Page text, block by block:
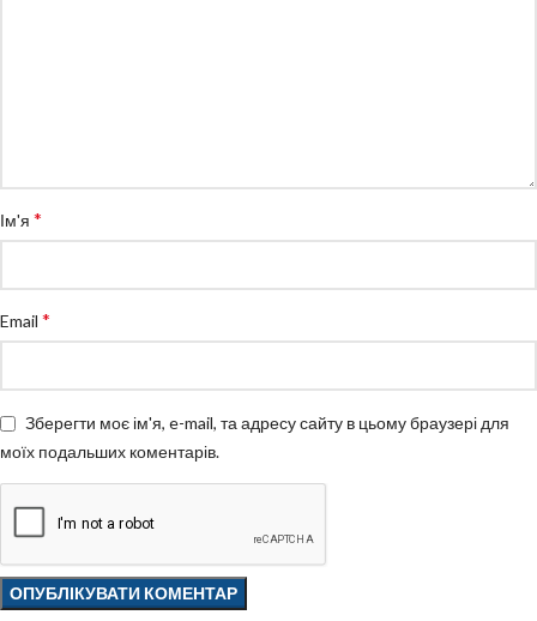
Ім'я *
Email *
Зберегти моє ім'я, e-mail, та адресу сайту в цьому браузері для
моїх подальших коментарів.